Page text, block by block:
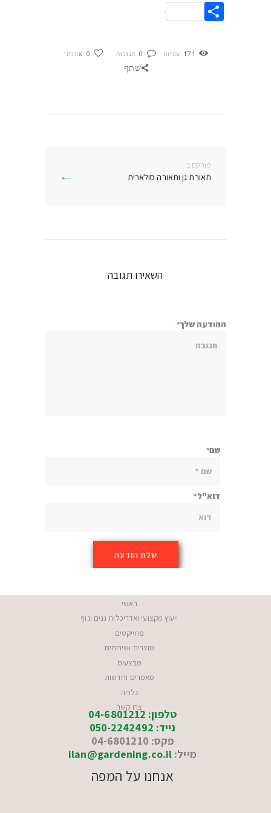
Share
171 צפיות 0 תגובות 0 אהבתי
שתף
פורסם ב
בפוסט:
תאורת גן ותאורה סולארית
השאירו תגובה
ההודעה שלך
שם
דוא"ל
ראשי
ייעוץ מקצועי ואדריכלות גנים ונוף
פרוייקטים
מוצרים ושירותים
מבצעים
מאמרים וחדשות
גלריה
צרו קשר
טלפון: 04-6801212
נייד: 050-2242492
פקס: 04-6801210
מייל: ilan@gardening.co.il
אנחנו על המפה